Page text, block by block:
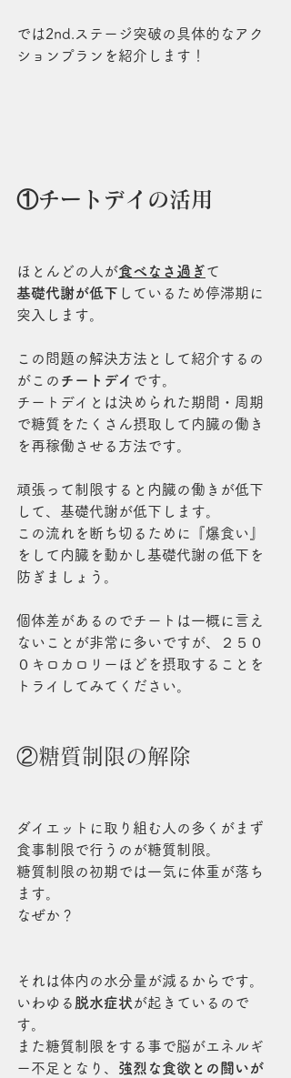
では2nd.ステージ突破の具体的なアク
ションプランを紹介します！
①チートデイの活用
ほとんどの人が食べなさ過ぎて
基礎代謝が低下 しているため停滞期に
突入します。
この問題の解決方法として紹介するの
がこの チートデイ です。
チートデイとは決められた期間・周期
で糖質をたくさん摂取して内臓の働き
を再稼働させる方法です。
頑張って制限すると内臓の働きが低下
して、基礎代謝が低下します。
この流れを断ち切るために『爆食い』
をして内臓を動かし基礎代謝の低下を
防ぎましょう。
個体差があるのでチートは一概に言え
ないことが非常に多いですが、２５０
０キロカロリーほどを摂取することを
トライしてみてください。
②糖質制限の解除
ダイエットに取り組む人の多くがまず
食事制限で行うのが糖質制限。
糖質制限の初期では一気に体重が落ち
ます。
なぜか？
それは体内の水分量が減るからです。
いわゆる 脱水症状が起きているので
す。
また糖質制限をする事で脳がエネルギ
ー不足となり、 強烈な食欲との闘いが